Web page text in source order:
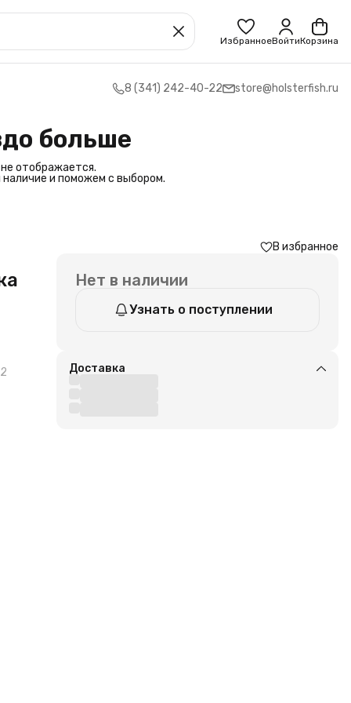
ИзбранноеВойтиКорзина
8 (341) 242-40-22 store@holsterfish.ru
больше
отображается.
и поможем с выбором.
В избранное
Нет в наличии
Узнать о поступлении
Доставка